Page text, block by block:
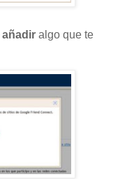
añadir algo que te